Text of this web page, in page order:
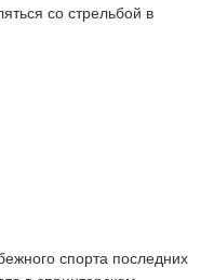
со стрельбой в
спорта последних